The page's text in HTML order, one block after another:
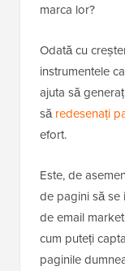
marca lor?
Odată cu
instrumentele
ajuta să
săredesenați
efort.
Este, de
de pagini să se
de email
cum puteți
paginile